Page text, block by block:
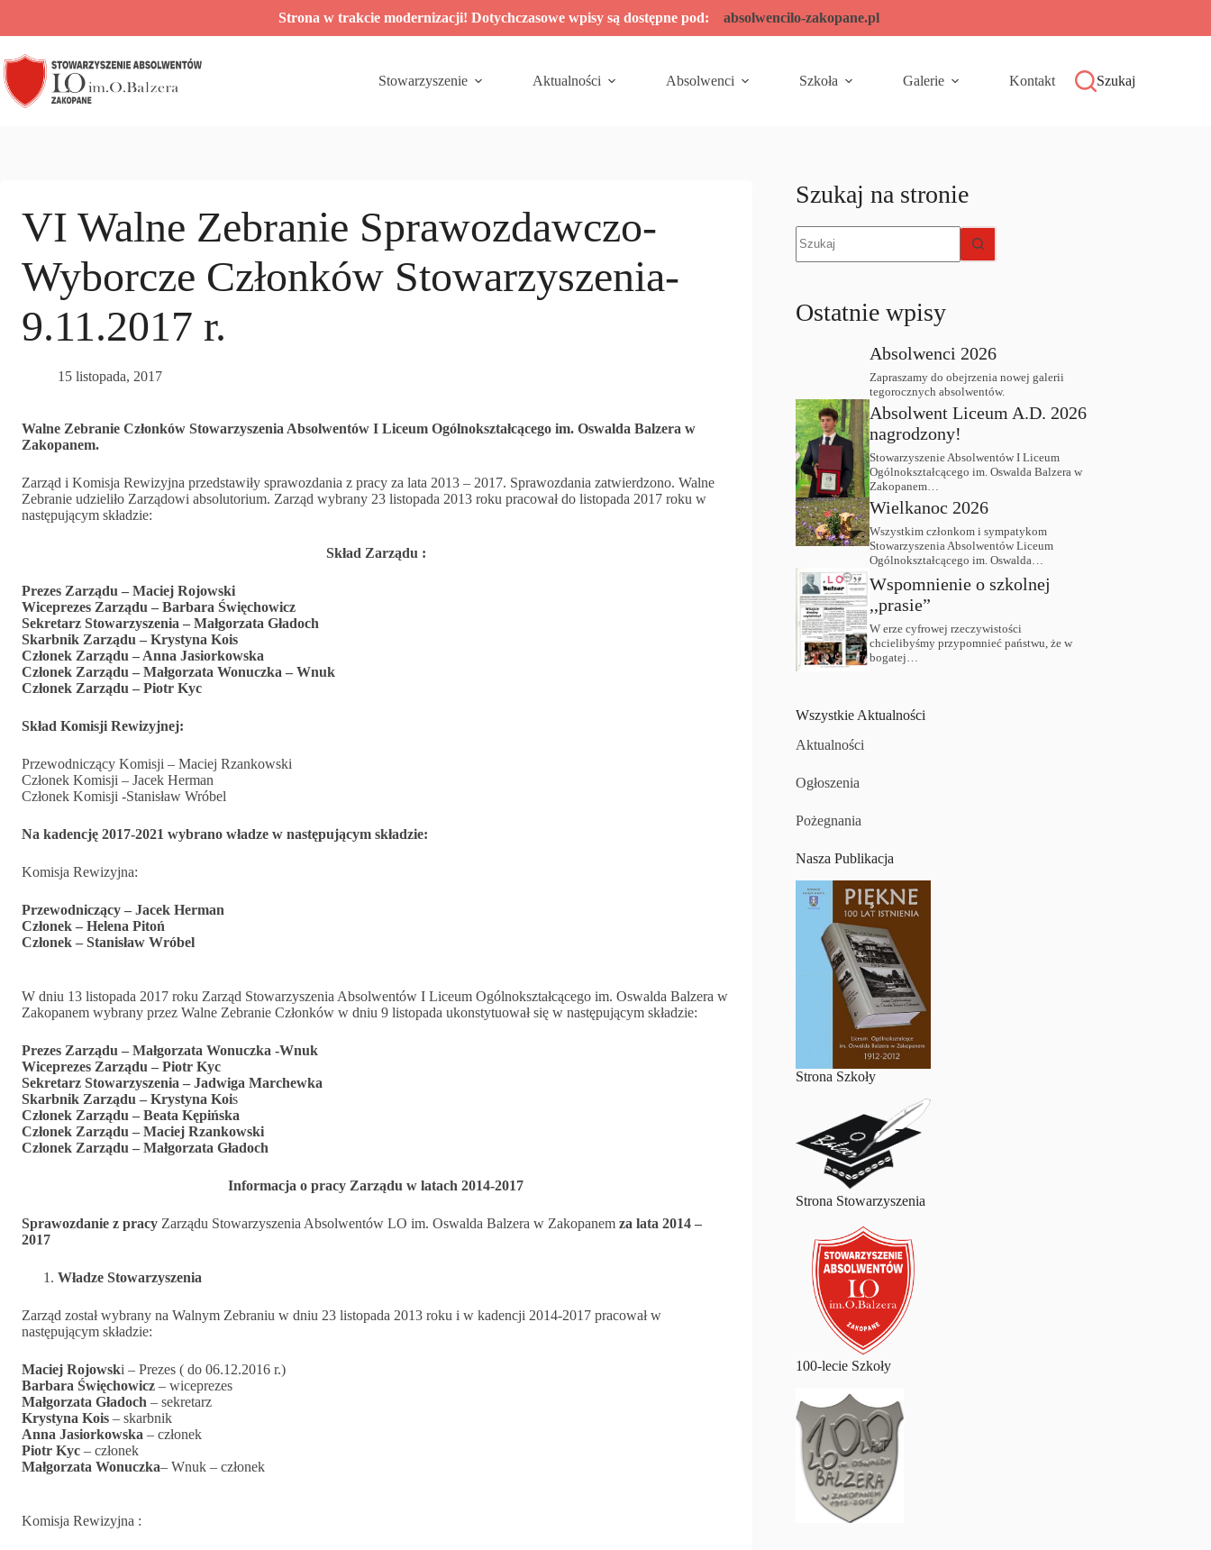
treści
Strona w trakcie modernizacji! Dotychczasowe wpisy są dostępne pod: absolwencilo-zakopane.pl
Stowarzyszenie Aktualności Absolwenci Szkoła Galerie Kontakt Szukaj
VI Walne Zebranie Sprawozdawczo-
Wyborcze Członków Stowarzyszenia-
9.11.2017 r.
15 listopada, 2017
Walne Zebranie Członków Stowarzyszenia Absolwentów I Liceum Ogólnokształcącego im. Oswalda Balzera w
Zakopanem.
Zarząd i Komisja Rewizyjna przedstawiły sprawozdania z pracy za lata 2013 – 2017. Sprawozdania zatwierdzono. Walne
Zebranie udzieliło Zarządowi absolutorium. Zarząd wybrany 23 listopada 2013 roku pracował do listopada 2017 roku w
następującym składzie:
Skład Zarządu :
Prezes Zarządu – Maciej Rojowski
Wiceprezes Zarządu – Barbara Święchowicz
Sekretarz Stowarzyszenia – Małgorzata Gładoch
Skarbnik Zarządu – Krystyna Kois
Członek Zarządu – Anna Jasiorkowska
Członek Zarządu – Małgorzata Wonuczka – Wnuk
Członek Zarządu – Piotr Kyc
Skład Komisji Rewizyjnej:
Przewodniczący Komisji – Maciej Rzankowski
Członek Komisji – Jacek Herman
Członek Komisji -Stanisław Wróbel
Na kadencję 2017-2021 wybrano władze w następującym składzie:
Komisja Rewizyjna:
Przewodniczący – Jacek Herman
Członek – Helena Pitoń
Członek – Stanisław Wróbel
W dniu 13 listopada 2017 roku Zarząd Stowarzyszenia Absolwentów I Liceum Ogólnokształcącego im. Oswalda Balzera w
Zakopanem wybrany przez Walne Zebranie Członków w dniu 9 listopada ukonstytuował się w następującym składzie:
Prezes Zarządu – Małgorzata Wonuczka -Wnuk
Wiceprezes Zarządu – Piotr Kyc
Sekretarz Stowarzyszenia – Jadwiga Marchewka
Skarbnik Zarządu – Krystyna Kois
Członek Zarządu – Beata Kępińska
Członek Zarządu – Maciej Rzankowski
Członek Zarządu – Małgorzata Gładoch
Informacja o pracy Zarządu w latach 2014-2017
Sprawozdanie z pracy Zarządu Stowarzyszenia Absolwentów LO im. Oswalda Balzera w Zakopanem za lata 2014 –
2017
Władze Stowarzyszenia
Zarząd został wybrany na Walnym Zebraniu w dniu 23 listopada 2013 roku i w kadencji 2014-2017 pracował w
następującym składzie:
Maciej Rojowski – Prezes ( do 06.12.2016 r.)
Barbara Święchowicz – wiceprezes
Małgorzata Gładoch – sekretarz
Krystyna Kois – skarbnik
Anna Jasiorkowska – członek
Piotr Kyc – członek
Małgorzata Wonuczka– Wnuk – członek
Komisja Rewizyjna :
Szukaj na stronie
wyników
Ostatnie wpisy
Absolwenci 2026
Zapraszamy do obejrzenia nowej galerii
tegorocznych absolwentów.
Absolwent Liceum A.D. 2026
nagrodzony!
Stowarzyszenie Absolwentów I Liceum
Ogólnokształcącego im. Oswalda Balzera w
Zakopanem…
Wielkanoc 2026
Wszystkim członkom i sympatykom
Stowarzyszenia Absolwentów Liceum
Ogólnokształcącego im. Oswalda…
Wspomnienie o szkolnej
,,prasie”
W erze cyfrowej rzeczywistości
chcielibyśmy przypomnieć państwu, że w
bogatej…
Wszystkie Aktualności
Aktualności
Ogłoszenia
Pożegnania
Nasza Publikacja
Strona Szkoły
Strona Stowarzyszenia
100-lecie Szkoły